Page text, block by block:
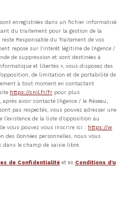
enregistrées dans un fichier informatisé
du traitement pour la gestion de la
Responsable du Traitement de vos
repose sur l'intérêt légitime de l'Agence /
de suppression et sont destinées à
et libertés », vous disposez des
de limitation et de portabilité de
à tout moment en contactant
https://cnil.fr/fr pour plus
avoir contacté l'Agence / le Réseau,
pas respectés, vous pouvez adresser une
l’existence de la liste d'opposition au
vous pouvez vous inscrire ici : https://w
des Données personnelles, nous vous
dans le champ de saisie libre.
de Confidentialité et es Conditions d'u